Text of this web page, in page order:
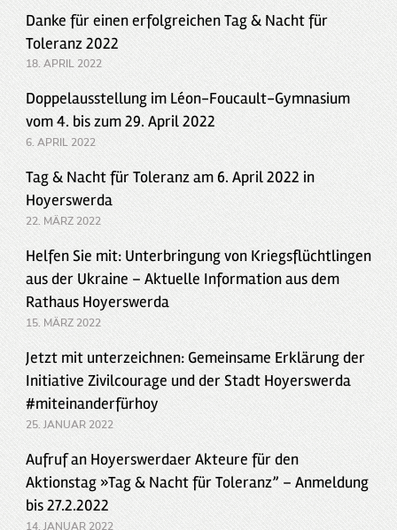
Danke für einen erfolgreichen Tag & Nacht für
Toleranz 2022
18. APRIL 2022
Doppelausstellung im Léon-Foucault-Gymnasium
vom 4. bis zum 29. April 2022
6. APRIL 2022
Tag & Nacht für Toleranz am 6. April 2022 in
Hoyerswerda
22. MÄRZ 2022
Helfen Sie mit: Unterbringung von Kriegsflüchtlingen
aus der Ukraine – Aktuelle Information aus dem
Rathaus Hoyerswerda
15. MÄRZ 2022
Jetzt mit unterzeichnen: Gemeinsame Erklärung der
Initiative Zivilcourage und der Stadt Hoyerswerda
#miteinanderfürhoy
25. JANUAR 2022
Aufruf an Hoyerswerdaer Akteure für den
Aktionstag »Tag & Nacht für Toleranz” – Anmeldung
bis 27.2.2022
14. JANUAR 2022